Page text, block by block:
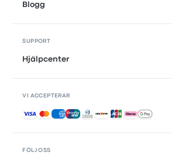
FÖLJ OSS
Blogg
SUPPORT
Hjälpcenter
VI ACCEPTERAR
Accepterade betalningar